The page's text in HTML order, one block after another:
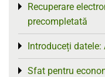
Recuperare
precompletată
Toggle menu
Introduceți
Toggle menu
Sfat pentru
Toggle menu